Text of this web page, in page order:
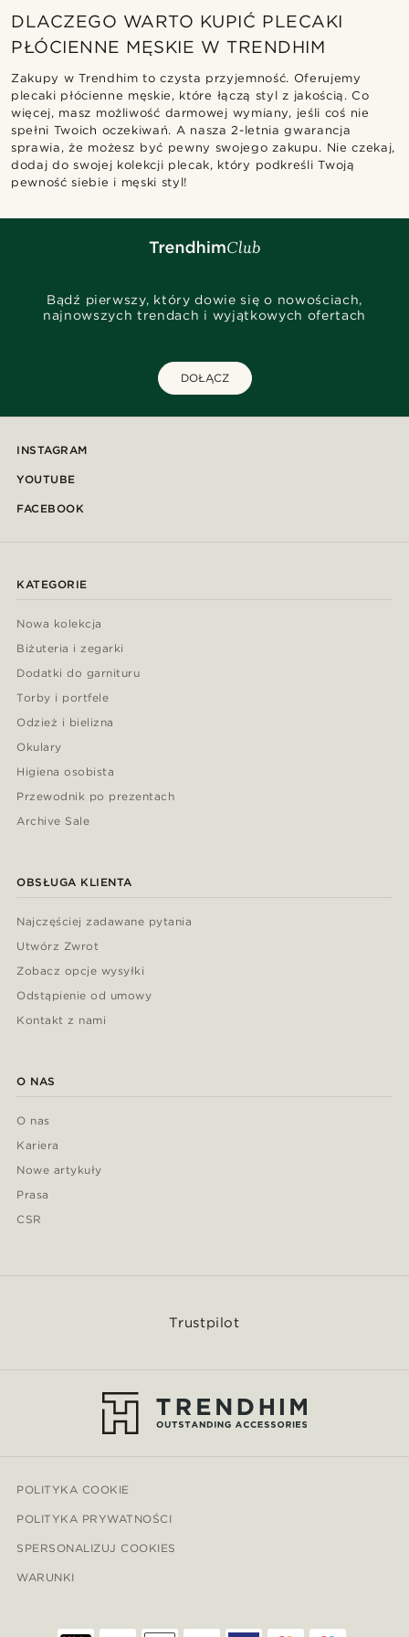
DLACZEGO WARTO KUPIĆ PLECAKI
PŁÓCIENNE MĘSKIE W TRENDHIM
Zakupy w Trendhim to czysta przyjemność. Oferujemy
plecaki płócienne męskie, które łączą styl z jakością. Co
więcej, masz możliwość darmowej wymiany, jeśli coś nie
spełni Twoich oczekiwań. A nasza 2-letnia gwarancja
sprawia, że możesz być pewny swojego zakupu. Nie czekaj,
dodaj do swojej kolekcji plecak, który podkreśli Twoją
pewność siebie i męski styl!
Bądź pierwszy, który dowie się o nowościach,
najnowszych trendach i wyjątkowych ofertach
DOŁĄCZ
INSTAGRAM
YOUTUBE
FACEBOOK
KATEGORIE
Nowa kolekcja
Biżuteria i zegarki
Dodatki do garnituru
Torby i portfele
Odzież i bielizna
Okulary
Higiena osobista
Przewodnik po prezentach
Archive Sale
OBSŁUGA KLIENTA
Najczęściej zadawane pytania
Utwórz Zwrot
Zobacz opcje wysyłki
Odstąpienie od umowy
Kontakt z nami
O NAS
O nas
Kariera
Nowe artykuły
Prasa
CSR
Trustpilot
POLITYKA COOKIE
POLITYKA PRYWATNOŚCI
SPERSONALIZUJ COOKIES
WARUNKI